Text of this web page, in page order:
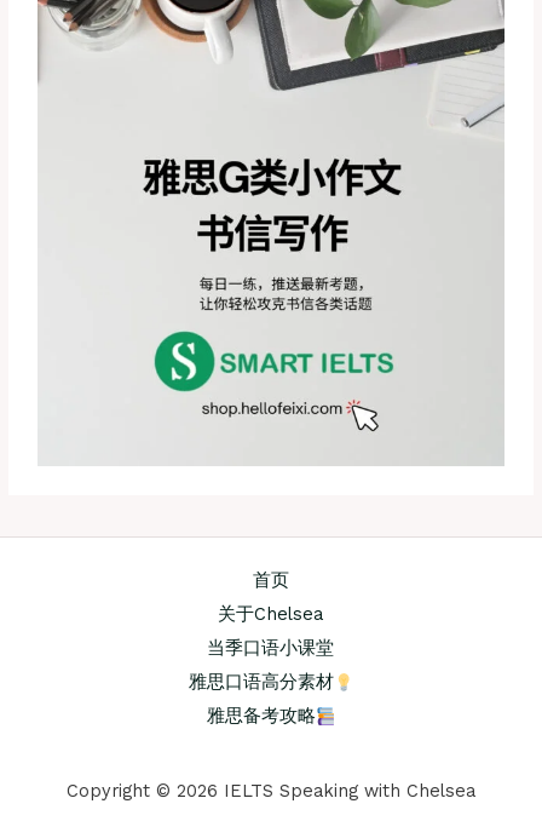
首页
关于Chelsea
当季口语小课堂
雅思口语高分素材
雅思备考攻略
Copyright © 2026 IELTS Speaking with Chelsea